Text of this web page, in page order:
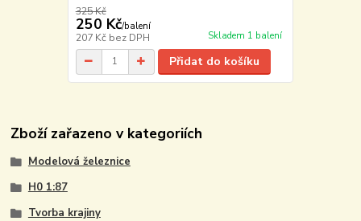
325 Kč
250 Kč/balení
207 Kč bez DPH Skladem 1 balení
Přidat do košíku
Zboží zařazeno v kategoriích
Modelová železnice
H0 1:87
Tvorba krajiny